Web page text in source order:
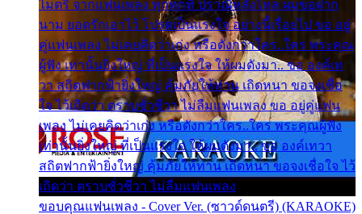
ไมตรี จากแฟนเพลง ทุกทุกที่ ปราณีหลั่งไหล ผมขอฝาก
นาม ยอดรักเอาไว้ โปรดเป็นแรงใจ อย่างนี้เรื่อยไป ขอ อยู่
คู่แฟนเพลง ไม่เคยคิดว่าเก่ง หรือดังกว่าใคร..ใคร พระคุณ
ผู้ฟัง เท่านั้นยิ่งใหญ่ ที่เป็นแรงใจ ให้ผมดังมา.. ขอ องค์เท
วา สถิตฟากฟ้ายิ่งใหญ่ คุ้มภัยให้ท่าน เถิดหนา ขอจงเชื่อ
ใจ ไว้เถิดว่า ตราบชั่วชีวา ไม่ลืมแฟนเพลง ขอ อยู่คู่แฟน
เพลง ไม่เคยคิดว่าเก่ง หรือดังกว่าใคร..ใคร พระคุณผู้ฟัง
เท่านั้นยิ่งใหญ่ ที่เป็นแรงใจ ให้ผมดังมา.. ขอ องค์เทวา
สถิตฟากฟ้ายิ่งใหญ่ คุ้มภัยให้ท่าน เถิดหนา ขอจงเชื่อใจ ไว้
เถิดว่า ตราบชั่วชีวา ไม่ลืมแฟนเพลง
ขอบคุณแฟนเพลง - Cover Ver. (ซาวด์ดนตรี) (KARAOKE)